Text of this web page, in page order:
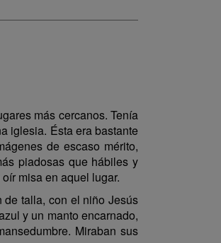
más cercanos. Tenía
iglesia. Ésta era bastante
de escaso mérito,
piadosas que hábiles y
misa en aquel lugar.
de talla, con el niño Jesús
y un manto encarnado,
Miraban sus